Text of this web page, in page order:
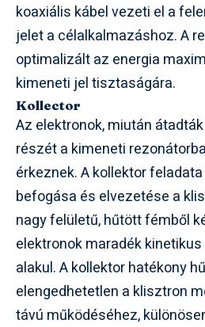
koaxiális kábel vezeti el a
jelet a célalkalmazáshoz. A
optimalizált az energia
kimeneti jel tisztaságára.
Kollector
Az elektronok, miután
részét a kimeneti
érkeznek. A kollektor
befogása és elvezetése a
nagy felületű, hűtött fémből
elektronok maradék
alakul. A kollektor hatékony
elengedhetetlen a klisztron
távú működéséhez,